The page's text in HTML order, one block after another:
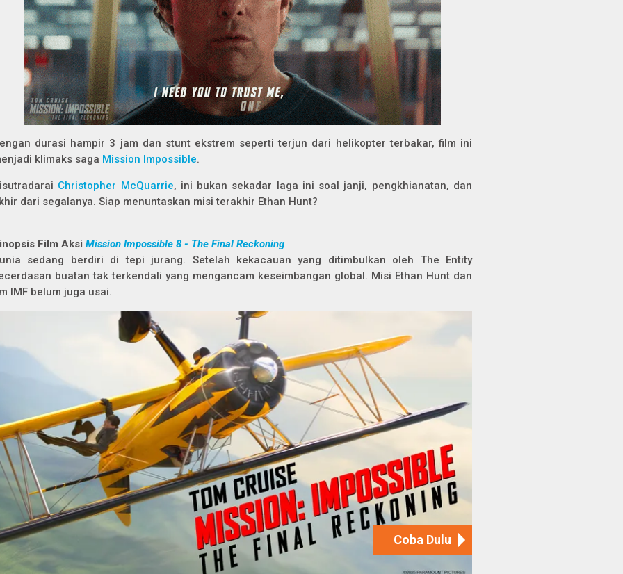
durasi hampir 3 jam dan stunt ekstrem seperti terjun dari helikopter terbakar, film ini
klimaks saga Mission Impossible.
Christopher McQuarrie, ini bukan sekadar laga ini soal janji, pengkhianatan, dan
dari segalanya. Siap menuntaskan misi terakhir Ethan Hunt?
Film Aksi Mission Impossible 8 - The Final Reckoning
sedang berdiri di tepi jurang. Setelah kekacauan yang ditimbulkan oleh The Entity
buatan tak terkendali yang mengancam keseimbangan global. Misi Ethan Hunt dan
IMF belum juga usai.